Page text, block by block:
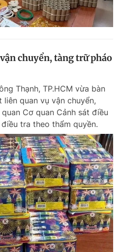
chuyển, tàng trữ pháo
Thạnh, TP.HCM vừa bàn
quan vụ vận chuyển,
Cơ quan Cảnh sát điều
tra theo thẩm quyền.